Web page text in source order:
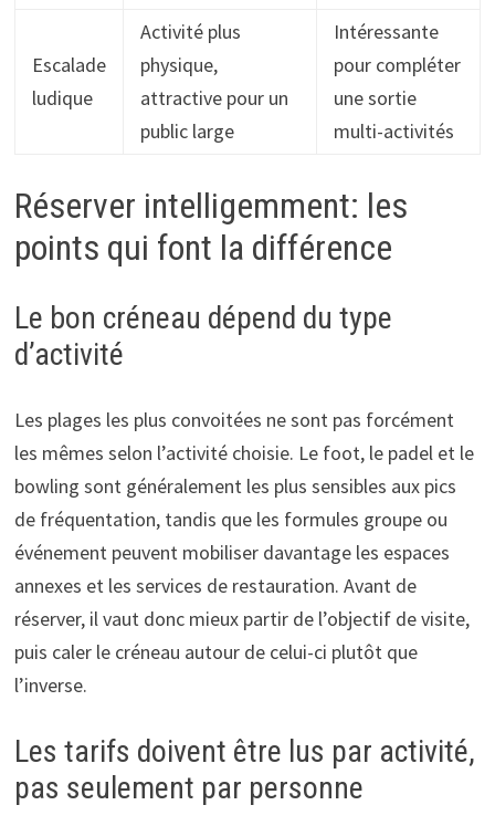
Escalade
ludique
Activité plus
physique,
attractive pour un
public large
Intéressante
pour compléter
une sortie
multi-activités
Réserver intelligemment: les
points qui font la différence
Le bon créneau dépend du type
d’activité
Les plages les plus convoitées ne sont pas forcément
les mêmes selon l’activité choisie. Le foot, le padel et le
bowling sont généralement les plus sensibles aux pics
de fréquentation, tandis que les formules groupe ou
événement peuvent mobiliser davantage les espaces
annexes et les services de restauration. Avant de
réserver, il vaut donc mieux partir de l’objectif de visite,
puis caler le créneau autour de celui-ci plutôt que
l’inverse.
Les tarifs doivent être lus par activité,
pas seulement par personne